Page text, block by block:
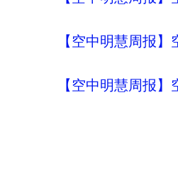
【空中明慧周报
【空中明慧周报